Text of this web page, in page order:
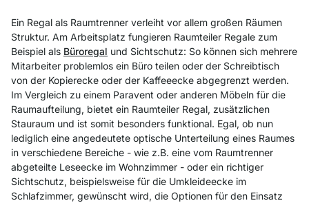
Ein Regal als Raumtrenner verleiht vor allem großen Räumen
Struktur. Am Arbeitsplatz fungieren Raumteiler Regale zum
Beispiel als Büroregal und Sichtschutz: So können sich mehrere
Mitarbeiter problemlos ein Büro teilen oder der Schreibtisch
von der Kopierecke oder der Kaffeeecke abgegrenzt werden.
Im Vergleich zu einem Paravent oder anderen Möbeln für die
Raumaufteilung, bietet ein Raumteiler Regal, zusätzlichen
Stauraum und ist somit besonders funktional. Egal, ob nun
lediglich eine angedeutete optische Unterteilung eines Raumes
in verschiedene Bereiche - wie z.B. eine vom Raumtrenner
abgeteilte Leseecke im Wohnzimmer - oder ein richtiger
Sichtschutz, beispielsweise für die Umkleideecke im
Schlafzimmer, gewünscht wird, die Optionen für den Einsatz